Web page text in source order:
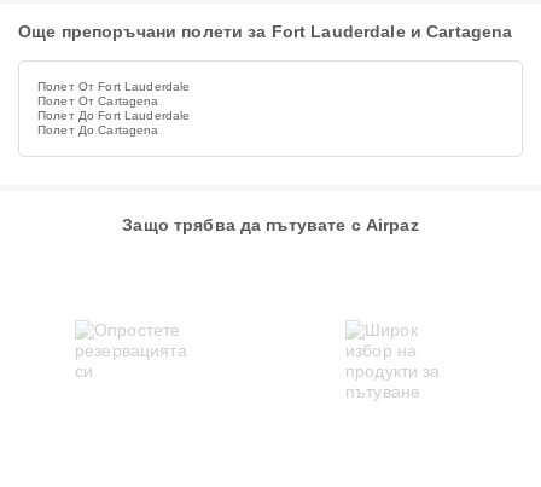
Още препоръчани полети за Fort Lauderdale и Cartagena
Полет От Fort Lauderdale
Полет От Cartagena
Полет До Fort Lauderdale
Полет До Cartagena
Защо трябва да пътувате с Airpaz